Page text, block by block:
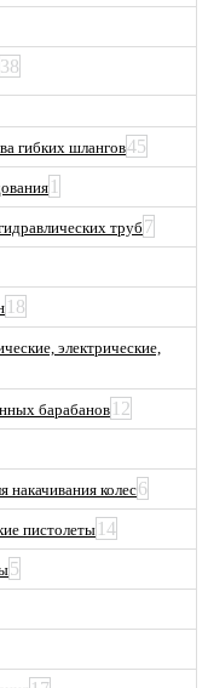
38
гибких шлангов45
1
труб 7
18
электрические,
барабанов 12
накачивания колес6
пистолеты 14
5